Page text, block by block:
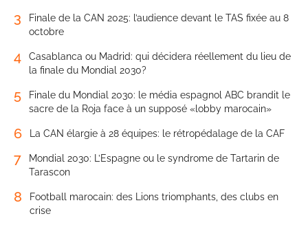
3
Finale de la CAN 2025: l’audience devant le TAS fixée au 8
octobre
4
Casablanca ou Madrid: qui décidera réellement du lieu de
la finale du Mondial 2030?
5
Finale du Mondial 2030: le média espagnol ABC brandit le
sacre de la Roja face à un supposé «lobby marocain»
6 La CAN élargie à 28 équipes: le rétropédalage de la CAF
7
Mondial 2030: L’Espagne ou le syndrome de Tartarin de
Tarascon
8
Football marocain: des Lions triomphants, des clubs en
crise